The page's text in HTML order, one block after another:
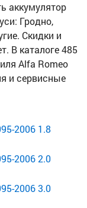
аккумулятор
Гродно,
Скидки и
В каталоге 485
Alfa Romeo
и сервисные
2006 1.8
2006 2.0
2006 3.0